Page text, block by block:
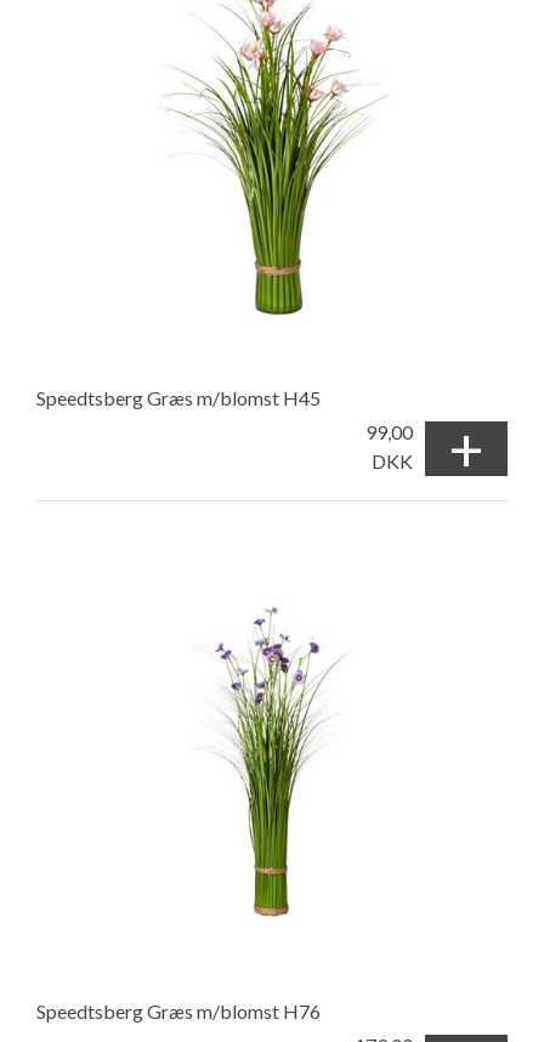
Speedtsberg Græs m/blomst H45
99,00
DKK
+
Speedtsberg Græs m/blomst H76